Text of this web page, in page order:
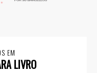
EM
LIVRO